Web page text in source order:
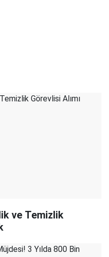
ve Temizlik